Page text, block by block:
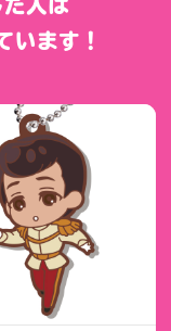
人は
います！